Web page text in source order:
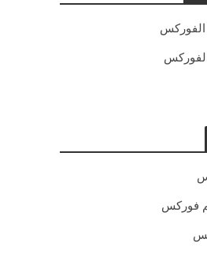
فوركس